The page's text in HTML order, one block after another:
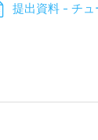
提出資料 - チュ